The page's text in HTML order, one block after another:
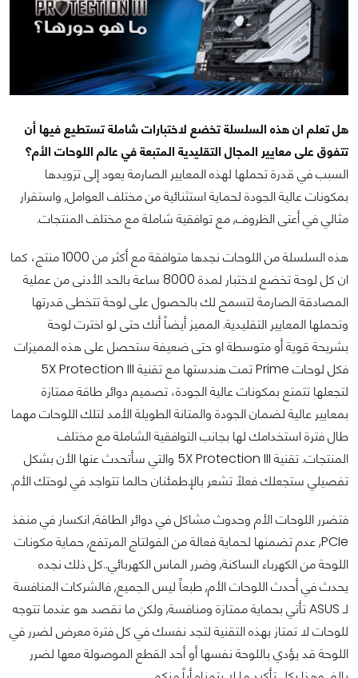
هل تعلم ان هذه السلسلة تخضع لاختبارات شاملة تستطيع فيها أن
تتفوق على معايير المجال التقليدية المتبعة في عالم اللوحات الأم؟
السبب في قدرة تحملها لهذه المعايير الصارمة يعود إلى تزويدها
بمكونات عالية الجودة لحماية استثنائية من مختلف العوامل, واستقرار
مثالي في أعتى الظروف, مع توافقية شاملة مع مختلف المنتجات.
هذه السلسلة من اللوحات نجدها متوافقة مع أكثر من 1000 منتج، كما
ان كل لوحة تخضع لاختبار لمدة 8000 ساعة بالحد الأدنى من عملية
المصادقة الصارمة لتسمح لك بالحصول على لوحة تتخطى قدرتها
وتحملها المعايير التقليدية. المميز أيضاً أنك حتى لو اخترت لوحة
بشريحة قوية أو متوسطة او حتى ضعيفة ستحصل على هذه المميزات
فكل لوحات Prime تمت هندستها مع تقنية 5X Protection III
لتجعلها تتمتع بمكونات عالية الجودة، تصميم دوائر طاقة ممتازة
بمعايير عالية لضمان الجودة والمتانة الطويلة الأمد لتلك اللوحات مهما
طال فترة استخدامك لها بجانب التوافقية الشاملة مع مختلف
المنتجات. تقنية 5X Protection III والتي سأتحدث عنها الأن بشكل
تفصيلي ستجعلك فعلاً تشعر بالإطمئنان حالما تتواجد في لوحتك الأم.
فتضرر اللوحات الأم وحدوث مشاكل في دوائر الطاقة, انكسار في منفذ
PCIe, عدم تضمنها لحماية فعالة من الفولتاج المرتفع, حماية مكونات
اللوحة من الكهرباء الساكنة, وضرر الماس الكهربائي..كل ذلك نجده
يحدث في أحدث اللوحات الأم, طبعاً ليس الجميع, فالشركات المنافسة
لـ ASUS تأتي بحماية ممتازة ومنافسة, ولكن ما نقصد هو عندما تتوجه
للوحات لا تمتاز بهذه التقنية لتجد نفسك في كل فترة معرض لضرر في
اللوحة قد يؤدي باللوحة نفسها أو أحد القطع الموصولة معها لضرر